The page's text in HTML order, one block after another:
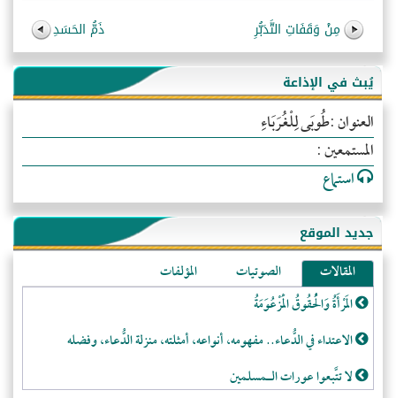
مِنْ وَقَفَاتِ التَّدَبُّرِ ذَمُّ الحَسَدِ
يُبث في الإذاعة
العنوان :طُوبَى لِلْغُرَبَاءِ
المستمعين :
استماع
جديد الموقع
المقالات الصوتيات
المؤلفات
المَرْأَةُ وَالْحُقُوقُ الْمَزْعُوَمَةُ
الاعتداء في الدُّعاء.. مفهومه، أنواعه، أمثلته، منزلة الدُّعاء، وفضله
لا تتَّبعوا عورات الـمسلمين